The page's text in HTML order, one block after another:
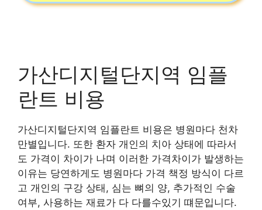
가산디지털단지역 임플
란트 비용
가산디지털단지역 임플란트 비용은 병원마다 천차
만별입니다. 또한 환자 개인의 치아 상태에 따라서
도 가격이 차이가 나며 이러한 가격차이가 발생하는
이유는 당연하게도 병원마다 가격 책정 방식이 다르
고 개인의 구강 상태, 심는 뼈의 양, 추가적인 수술
여부, 사용하는 재료가 다 다를수있기 떄문입니다.